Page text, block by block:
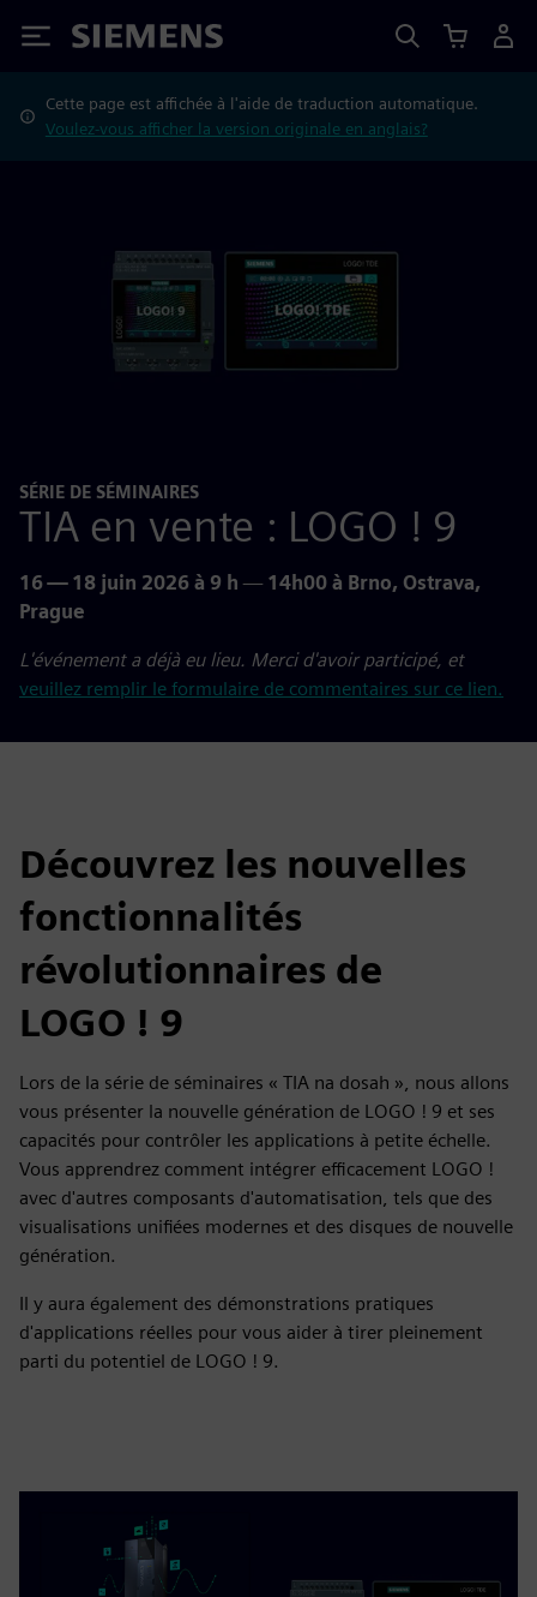
Siemens
Cette page est affichée à l'aide de traduction automatique.
Voulez-vous afficher la version originale en anglais?
SÉRIE DE SÉMINAIRES
TIA en vente : LOGO ! 9
16 — 18 juin 2026 à 9 h— 14h00 à Brno, Ostrava,
Prague
L'événement a déjà eu lieu. Merci d'avoir participé, et
veuillez remplir le formulaire de commentaires sur ce lien.
Découvrez les nouvelles
fonctionnalités
révolutionnaires de
LOGO ! 9
Lors de la série de séminaires « TIA na dosah », nous allons
vous présenter la nouvelle génération de LOGO ! 9 et ses
capacités pour contrôler les applications à petite échelle.
Vous apprendrez comment intégrer efficacement LOGO !
avec d'autres composants d'automatisation, tels que des
visualisations unifiées modernes et des disques de nouvelle
génération.
Il y aura également des démonstrations pratiques
d'applications réelles pour vous aider à tirer pleinement
parti du potentiel de LOGO ! 9.